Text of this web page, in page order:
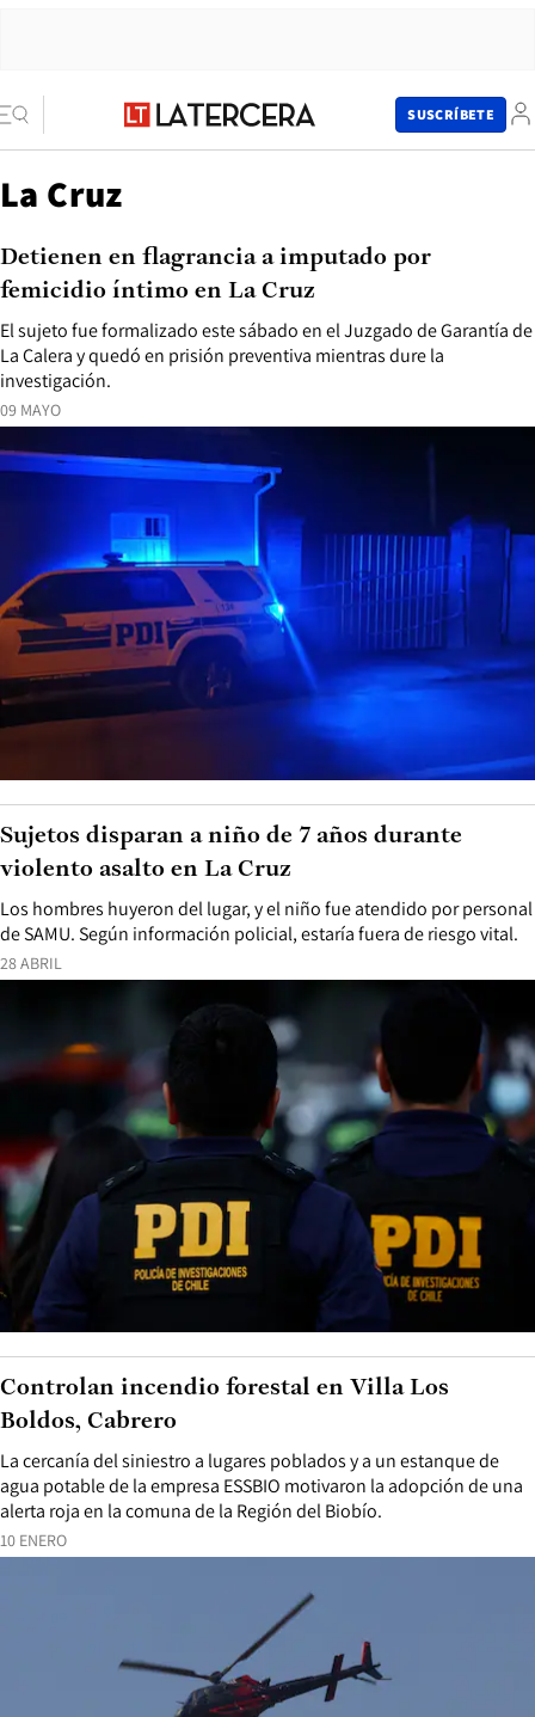
SUSCRÍBETE
La Cruz
09 MAYO
El sujeto fue formalizado este sábado en el Juzgado de Garantía de
La Calera y quedó en prisión preventiva mientras dure la
investigación.
Detienen en flagrancia a imputado por
femicidio íntimo en La Cruz
28 ABRIL
Los hombres huyeron del lugar, y el niño fue atendido por personal
de SAMU. Según información policial, estaría fuera de riesgo vital.
Sujetos disparan a niño de 7 años durante
violento asalto en La Cruz
10 ENERO
La cercanía del siniestro a lugares poblados y a un estanque de
agua potable de la empresa ESSBIO motivaron la adopción de una
alerta roja en la comuna de la Región del Biobío.
Controlan incendio forestal en Villa Los
Boldos, Cabrero